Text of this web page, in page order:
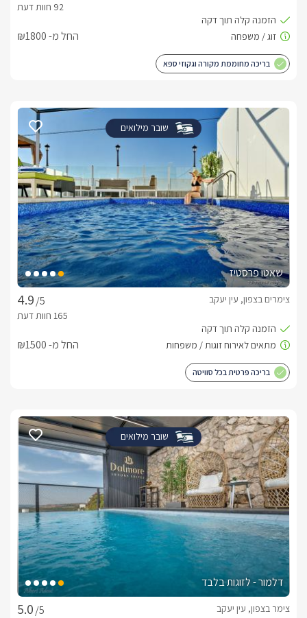
החל מ- ₪1800
בריכה מחוממת מקורה וגקוזי ספא
שובר מילואים
שאטו פרסטיז
/5
צימרים בצפון, עין יעקב
החל מ- ₪1500
בריכה פרטית בכל סוויטה
שובר מילואים
דלמור - לזוגות בלבד
/5
צימר בצפון, עין יעקב